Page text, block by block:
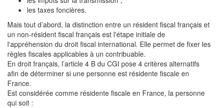
les taxes foncières.
Mais tout d’abord, la distinction entre un résident fiscal français et
un non-résident fiscal français est l'étape initiale de
l'appréhension du droit fiscal international. Elle permet de fixer les
règles fiscales applicables à un contribuable.
En droit français, l’article 4 B du CGI pose 4 critères alternatifs
afin de déterminer si une personne est résidente fiscale en
France.
Est considérée comme résidente fiscale en France, la personne
qui soit :